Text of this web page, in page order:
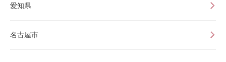
愛知県
名古屋市